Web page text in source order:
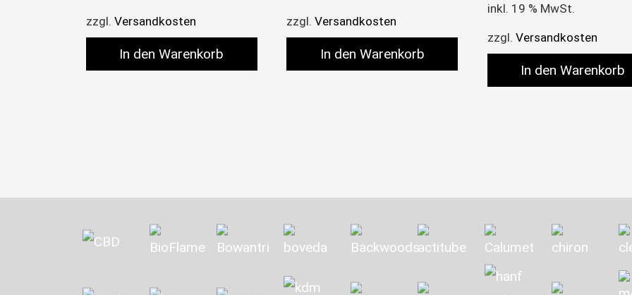
zzgl. Versandkosten
In den Warenkorb
zzgl.Versandkosten
In den Warenkorb
inkl. 19 % MwSt.
zzgl. Versandkosten
In den Warenkorb